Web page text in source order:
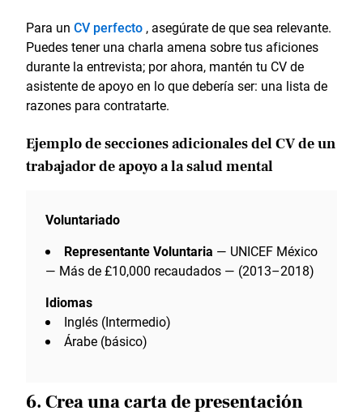
Para un CV perfecto , asegúrate de que sea relevante.
Puedes tener una charla amena sobre tus aficiones
durante la entrevista; por ahora, mantén tu CV de
asistente de apoyo en lo que debería ser: una lista de
razones para contratarte.
Ejemplo de secciones adicionalesdel CV de un
trabajador de apoyo a la salud mental
Voluntariado
Representante Voluntaria — UNICEF México
— Más de £10,000 recaudados — (2013–2018)
Idiomas
Inglés (Intermedio)
Árabe (básico)
6. Crea una carta de presentación